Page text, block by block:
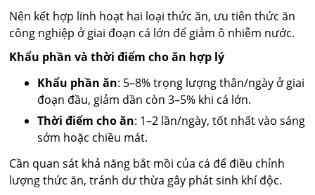
Nên kết hợp linh hoạt hai loại thức ăn, ưu tiên thức ăn
công nghiệp ở giai đoạn cá lớn để giảm ô nhiễm nước.
Khẩu phần và thời điểm cho ăn hợp lý
Khẩu phần ăn: 5–8% trọng lượng thân/ngày ở giai
đoạn đầu, giảm dần còn 3–5% khi cá lớn.
Thời điểm cho ăn: 1–2 lần/ngày, tốt nhất vào sáng
sớm hoặc chiều mát.
Cần quan sát khả năng bắt mồi của cá để điều chỉnh
lượng thức ăn, tránh dư thừa gây phát sinh khí độc.